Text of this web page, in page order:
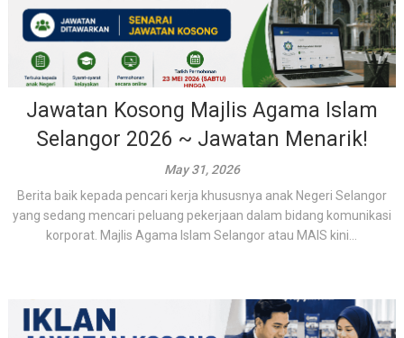
Jawatan Kosong Majlis Agama Islam
Selangor 2026 ~ Jawatan Menarik!
May 31, 2026
Berita baik kepada pencari kerja khususnya anak Negeri Selangor
yang sedang mencari peluang pekerjaan dalam bidang komunikasi
korporat. Majlis Agama Islam Selangor atau MAIS kini...